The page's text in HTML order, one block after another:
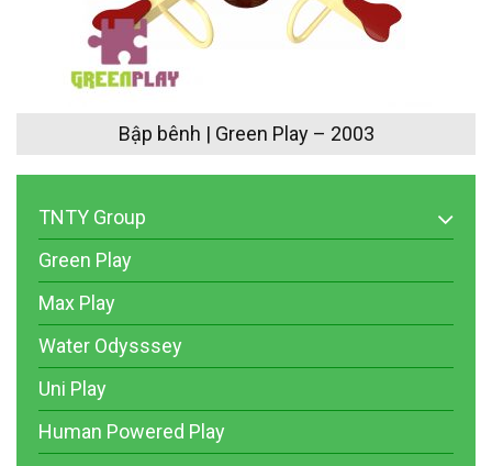
Bập bênh | Green Play – 2003
TNTY Group
Green Play
Max Play
Water Odysssey
Uni Play
Human Powered Play